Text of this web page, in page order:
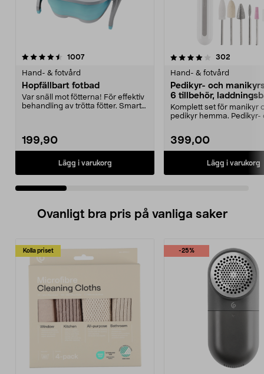
1007recensioner
Hand- & fotvård
Hopfällbart fotbad
Var snäll mot fötterna! För effektiv
behandling av trötta fötter. Smart
199,90
Lägg i varukorg
4.0 av 5 stjärnor 302
Hand- & fotvård
Pedikyr- och
6 tillbehör,
Komplett set för manikyr
pedikyr hemma. Pedikyr-
399,00
Lägg i varukorg
4.0 av 5 stjärnor
Ovanligt bra pris på vanliga saker
Kolla priset -25%